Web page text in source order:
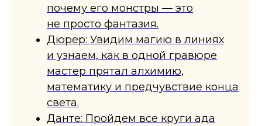
почему его монстры — это
не просто фантазия.
​Дюрер: Увидим магию в линиях
и узнаем, как в одной гравюре
мастер прятал алхимию,
математику и предчувствие конца
света.
​Данте: Пройдем все круги ада